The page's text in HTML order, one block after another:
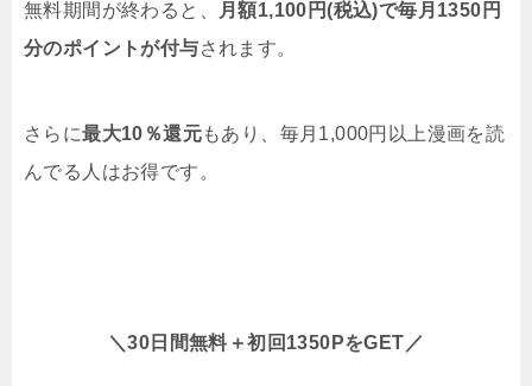
無料期間が終わると、
月額1,100円(税込)で毎月1350円
分のポイントが付与されます。
さらに最大10％還元もあり、毎月1,000円以上漫画を読
んでる人はお得です。
＼30日間無料＋初回1350PをGET／